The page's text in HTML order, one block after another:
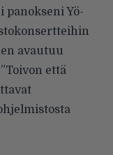
panokseni Yö-
avautuu
että